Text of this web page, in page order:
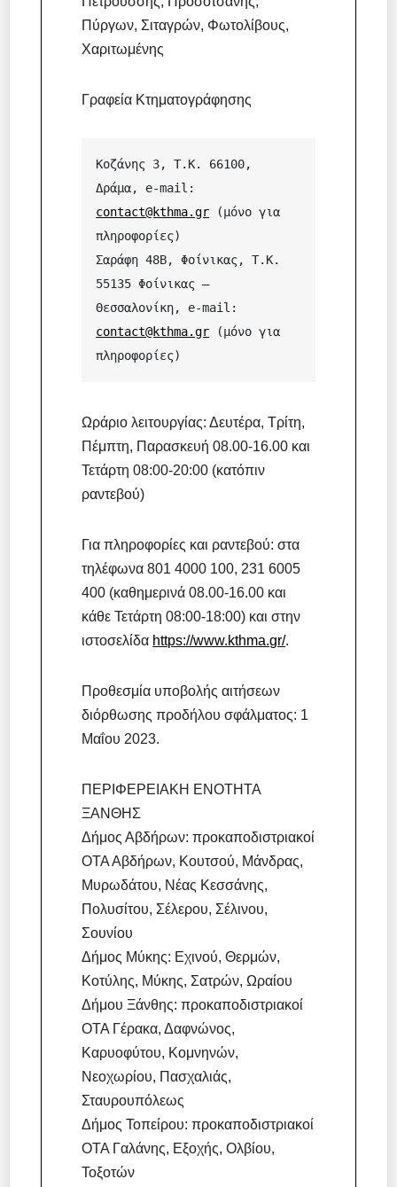
Πύργων, Σιταγρών, Φωτολίβους,
Χαριτωμένης
Γραφεία Κτηματογράφησης
Κοζάνης 3, Τ.Κ. 66100,
contact@kthma.gr (μόνο για
πληροφορίες)
Σαράφη 48Β, Φοίνικας, T.K.
55135 Φοίνικας –
contact@kthma.gr (μόνο για
πληροφορίες)
Ωράριο λειτουργίας: Δευτέρα, Τρίτη,
Πέμπτη, Παρασκευή 08.00-16.00 και
Τετάρτη 08:00-20:00 (κατόπιν
ραντεβού)
Για πληροφορίες και ραντεβού: στα
τηλέφωνα 801 4000 100, 231 6005
400 (καθημερινά 08.00-16.00 και
κάθε Τετάρτη 08:00-18:00) και στην
ιστοσελίδα https://www.kthma.gr/.
Προθεσμία υποβολής αιτήσεων
διόρθωσης προδήλου σφάλματος: 1
Μαΐου 2023.
ΠΕΡΙΦΕΡΕΙΑΚΗ ΕΝΟΤΗΤΑ
ΞΑΝΘΗΣ
Δήμος Αβδήρων: προκαποδιστριακοί
ΟΤΑ Αβδήρων, Κουτσού, Μάνδρας,
Μυρωδάτου, Νέας Κεσσάνης,
Πολυσίτου, Σέλερου, Σέλινου,
Σουνίου
Δήμος Μύκης: Εχινού, Θερμών,
Κοτύλης, Μύκης, Σατρών, Ωραίου
Δήμου Ξάνθης: προκαποδιστριακοί
ΟΤΑ Γέρακα, Δαφνώνος,
Καρυοφύτου, Κομνηνών,
Νεοχωρίου, Πασχαλιάς,
Σταυρουπόλεως
Δήμος Τοπείρου: προκαποδιστριακοί
ΟΤΑ Γαλάνης, Εξοχής, Ολβίου,
Τοξοτών